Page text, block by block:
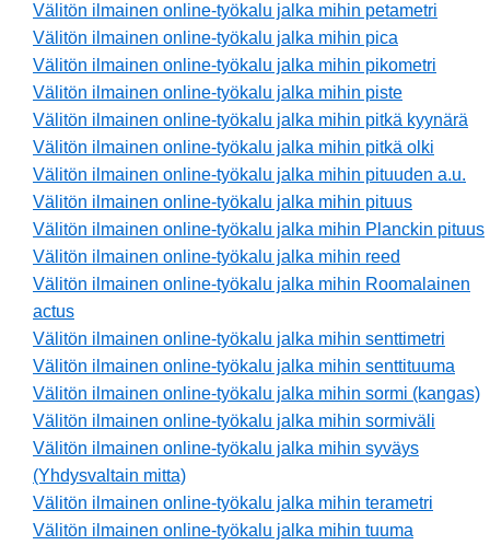
Välitön ilmainen online-työkalu jalka mihin petametri
Välitön ilmainen online-työkalu jalka mihin pica
Välitön ilmainen online-työkalu jalka mihin pikometri
Välitön ilmainen online-työkalu jalka mihin piste
Välitön ilmainen online-työkalu jalka mihin pitkä kyynärä
Välitön ilmainen online-työkalu jalka mihin pitkä olki
Välitön ilmainen online-työkalu jalka mihin pituuden a.u.
Välitön ilmainen online-työkalu jalka mihin pituus
Välitön ilmainen online-työkalu jalka mihin Planckin pituus
Välitön ilmainen online-työkalu jalka mihin reed
Välitön ilmainen online-työkalu jalka mihin Roomalainen
actus
Välitön ilmainen online-työkalu jalka mihin senttimetri
Välitön ilmainen online-työkalu jalka mihin senttituuma
Välitön ilmainen online-työkalu jalka mihin sormi (kangas)
Välitön ilmainen online-työkalu jalka mihin sormiväli
Välitön ilmainen online-työkalu jalka mihin syväys
(Yhdysvaltain mitta)
Välitön ilmainen online-työkalu jalka mihin terametri
Välitön ilmainen online-työkalu jalka mihin tuuma